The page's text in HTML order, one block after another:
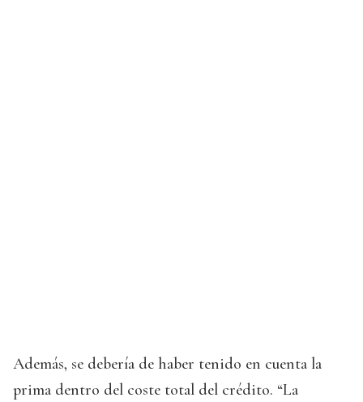
Además, se debería de haber tenido en cuenta la
prima dentro del coste total del crédito. “La